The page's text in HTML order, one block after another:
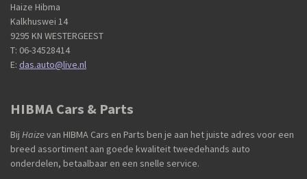
Haize Hibma
Kalkhuswei 14
9295 KN WESTERGEEST
T: 06-34528414
E: das.auto@live.nl
HIBMA Cars & Parts
Bij Haizevan HIBMA Cars en Parts ben je aan het juiste adres voor een
breed assortiment aan goede kwaliteit tweedehands auto
onderdelen, betaalbaar en een snelle service.